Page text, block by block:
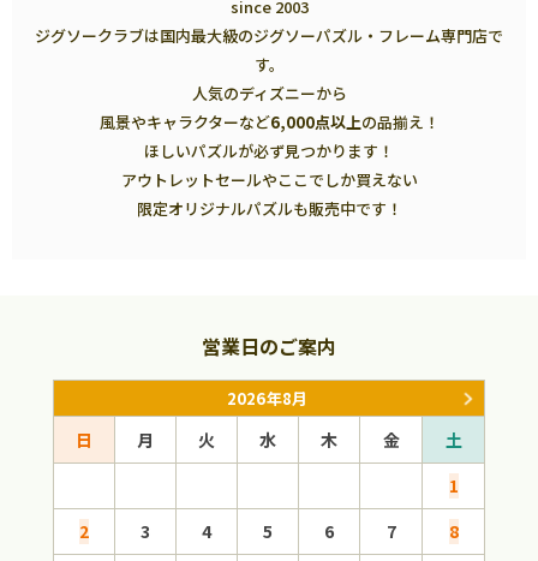
since 2003
ジグソークラブは国内最大級のジグソーパズル・フレーム専門店で
す。
人気のディズニーから
風景やキャラクターなど6,000点以上の品揃え！
ほしいパズルが必ず見つかります！
アウトレットセールやここでしか買えない
限定オリジナルパズルも販売中です！
営業日のご案内
2026年8月
日 月 火 水 木 金
土
1
2
3 4 5 6 7
8